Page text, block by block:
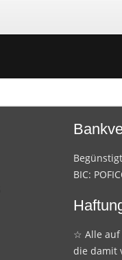
BIC:
☆ Alle auf
die damit